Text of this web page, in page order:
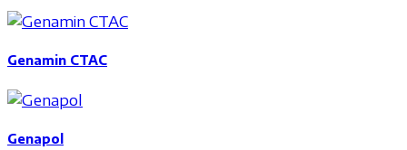
Genamin CTAC
Genapol